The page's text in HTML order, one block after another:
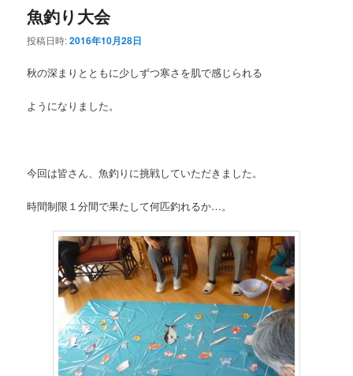
魚釣り大会
投稿日時:2016年10月28日
秋の深まりとともに少しずつ寒さを肌で感じられる
ようになりました。
今回は皆さん、魚釣りに挑戦していただきました。
時間制限１分間で果たして何匹釣れるか…。